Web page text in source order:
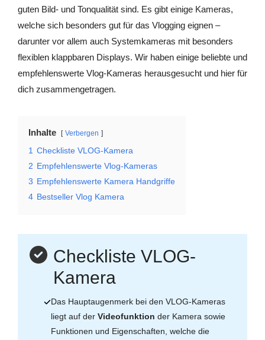
guten Bild- und Tonqualität sind. Es gibt einige Kameras,
welche sich besonders gut für das Vlogging eignen –
darunter vor allem auch Systemkameras mit besonders
flexiblen klappbaren Displays. Wir haben einige beliebte und
empfehlenswerte Vlog-Kameras herausgesucht und hier für
dich zusammengetragen.
Inhalte Verbergen
1 Checkliste VLOG-Kamera
2 Empfehlenswerte Vlog-Kameras
3 Empfehlenswerte Kamera Handgriffe
4 Bestseller Vlog Kamera
Checkliste VLOG-
Kamera
Das Hauptaugenmerk bei den VLOG-Kameras
liegt auf derVideofunktionder Kamera sowie
Funktionen und Eigenschaften, welche die